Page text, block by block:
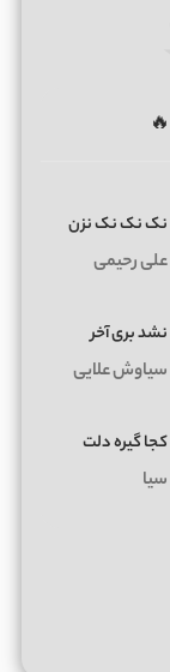
نک نک نک نزن
علی رحیمی
نشد بری آخر
سیاوش علایی
کجا گیره دلت
سیا